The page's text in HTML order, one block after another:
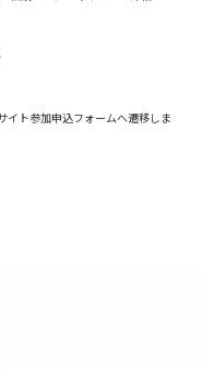
イト参加申込フォームへ遷移しま